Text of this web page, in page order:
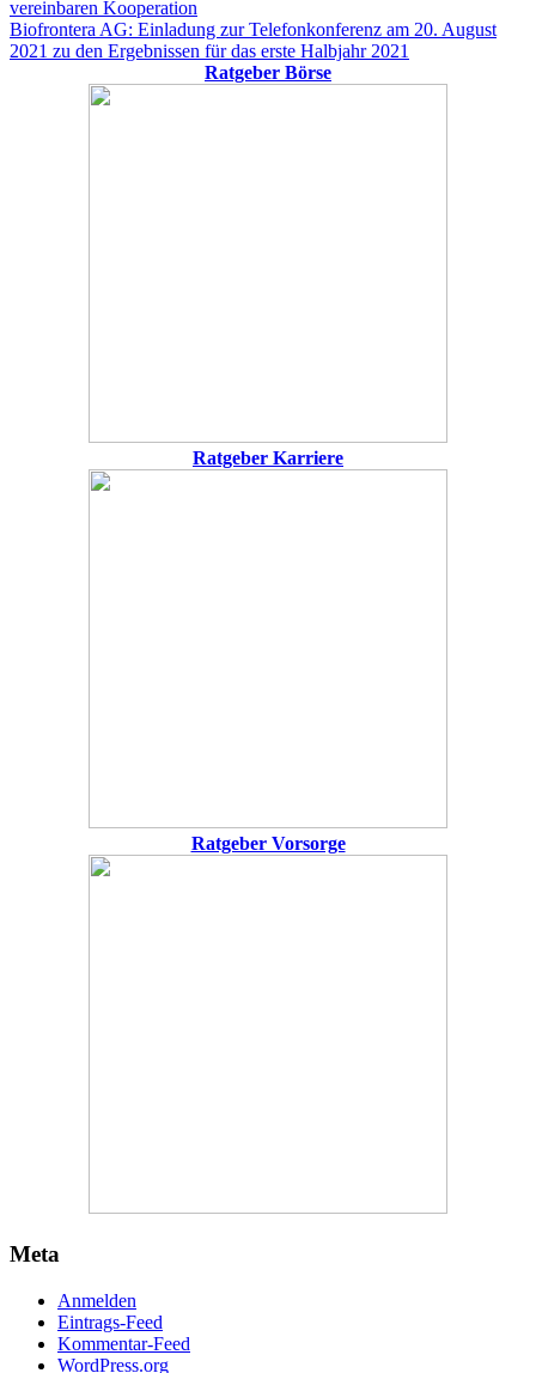
Beitrag:
vereinbaren Kooperation
Nächster
Beitrag:
Biofrontera AG: Einladung zur Telefonkonferenz am 20. August
2021 zu den Ergebnissen für das erste Halbjahr 2021
Ratgeber Börse
Ratgeber Karriere
Ratgeber Vorsorge
Meta
Anmelden
Eintrags-Feed
Kommentar-Feed
WordPress.org